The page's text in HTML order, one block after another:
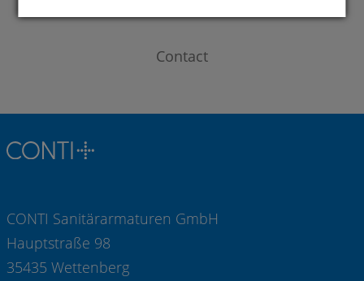
Contact
CONTI Sanitärarmaturen GmbH
Hauptstraße 98
35435 Wettenberg